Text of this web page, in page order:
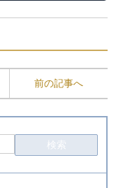
前の記事へ